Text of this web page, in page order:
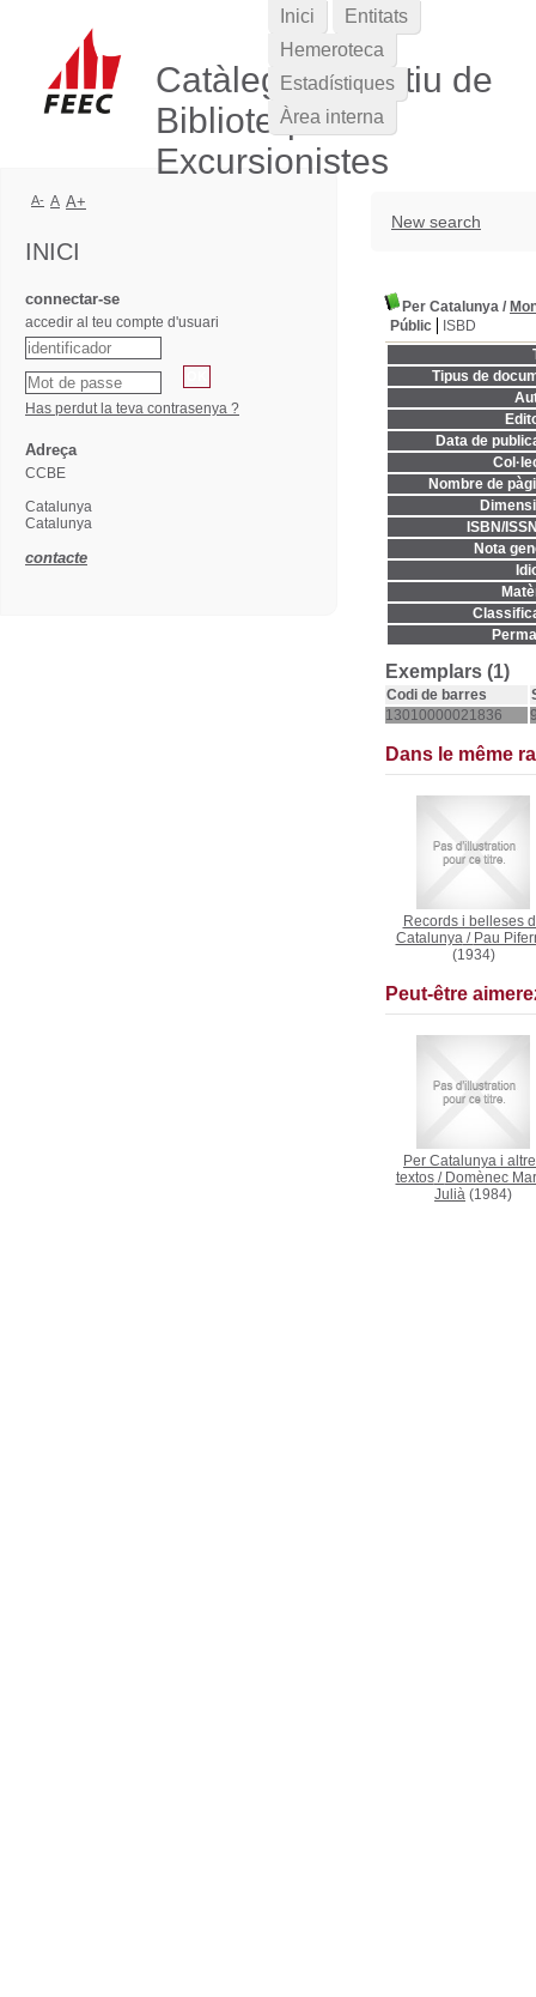
Catàleg Col·lectiu de
Biblioteques
Excursionistes
New search
Per Catalunya /
Públic
ISBD
Tipus de
Data de
Nombre de
ISBN/
Nota
Exemplars (1)
Codi de barres
13010000021836
Dans le même
Records i belleses
Catalunya/ Pau
(1934)
Peut-être
Per Catalunya i
textos/ Domènec
Julià (1984)
Inici
Entitats
Hemeroteca
Estadístiques
Àrea interna
A- A A+
INICI
connectar-se
accedir al teu compte d'usuari
Has perdut la teva contrasenya ?
Adreça
CCBE
Catalunya
Catalunya
contacte